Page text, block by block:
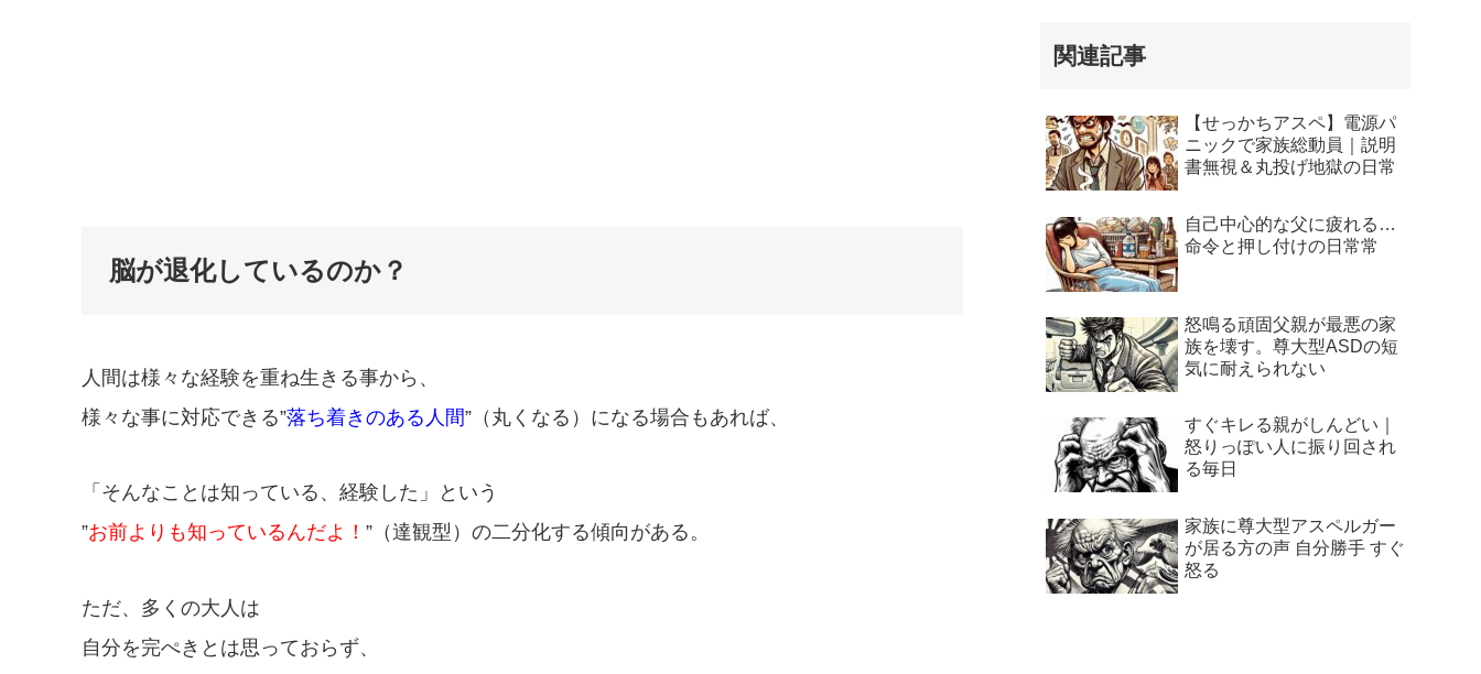
脳が退化しているのか？
人間は様々な経験を重ね生きる事から、
様々な事に対応できる”落ち着きのある人間”（丸くなる）になる場合もあれば、
「そんなことは知っている、経験した」という
”お前よりも知っているんだよ！ ”（達観型）の二分化する傾向がある。
ただ、多くの大人は
自分を完ぺきとは思っておらず、
関連記事
【せっかちアスペ】電源パ
ニックで家族総動員｜説明
書無視＆丸投げ地獄の日常
自己中心的な父に疲れる…
命令と押し付けの日常常
怒鳴る頑固父親が最悪の家
族を壊す。尊大型ASDの短
気に耐えられない
すぐキレる親がしんどい｜
怒りっぽい人に振り回され
る毎日
家族に尊大型アスペルガー
が居る方の声 自分勝手 すぐ
怒る